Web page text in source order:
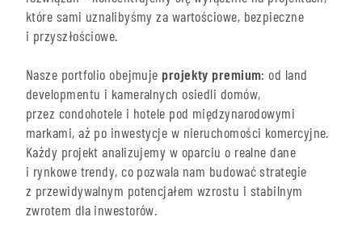
które sami uznalibyśmy za wartościowe, bezpieczne
i przyszłościowe.
Nasze portfolio obejmuje projekty premium: od land
developmentu i kameralnych osiedli domów,
przez condohotele i hotele pod międzynarodowymi
markami, aż po inwestycje w nieruchomości komercyjne.
Każdy projekt analizujemy w oparciu o realne dane
i rynkowe trendy, co pozwala nam budować strategie
z przewidywalnym potencjałem wzrostu i stabilnym
zwrotem dla inwestorów.